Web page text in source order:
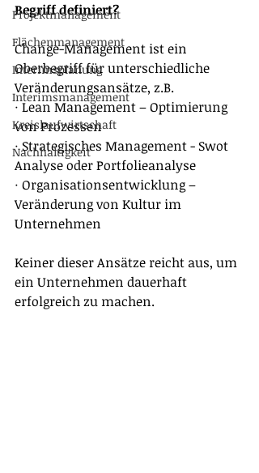
Projektmanagement
Flächenmanagement
Interimsplanung
Interimsmanagement
Kreislaufwirtschaft
Nachhaltigkeit
Begriff definiert?
Change-Management ist ein
Oberbegriff für unterschiedliche
Veränderungsansätze, z.B.
· Lean Management – Optimierung
von Prozessen
· Strategisches Management - Swot
Analyse oder Portfolieanalyse
· Organisationsentwicklung –
Veränderung von Kultur im
Unternehmen
Keiner dieser Ansätze reicht aus, um
ein Unternehmen dauerhaft
erfolgreich zu machen.